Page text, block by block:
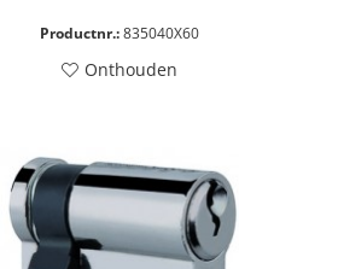
Productnr.:835040X60
Onthouden